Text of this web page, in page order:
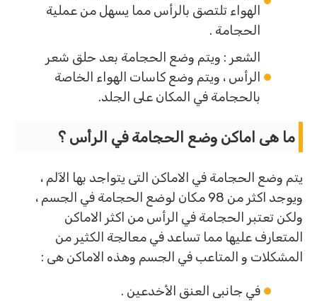
الهواء تلتصق بالرأس مما يسهل من عملية
الحجامة .
الشعر : ويتم وضع الحجامة بعد حلق شعر
الرأس ، ويتم وضع كاسات الهواء الخاصة
بالحجامة في المكان على الجلد.
ما هى اماكن وضع الحجامة في الرأس ؟
يتم وضع الحجامة في الاماكن التى يتواجد بها الآلم ،
ويوجد اكثر من 98 مكان لوضع الحجامة في الجسم ،
ولكن تعتبر الحجامة في الرأس من اكثر الاماكن
المتعارف عليها مما تساعد في معالجة الكثير من
المشكلات و المتاعب في الجسم وهذه الاماكن هى :
في جانبى العنق الأخدعين .